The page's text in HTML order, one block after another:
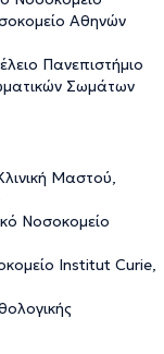
Αθηνών
Πανεπιστήμιο
Σωμάτων
Μαστού,
Νοσοκομείο
Institut Curie,